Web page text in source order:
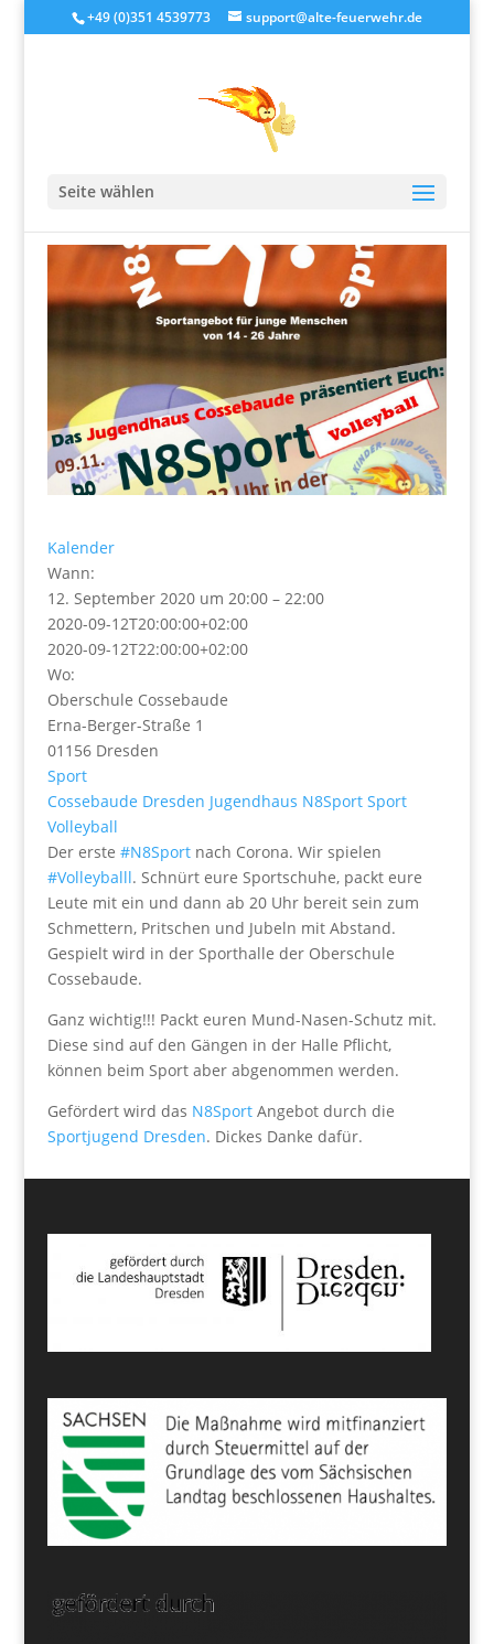
+49 (0)351 4539773 support@alte-feuerwehr.de
Seite wählen
Kalender
Wann:
12. September 2020 um 20:00 – 22:00
2020-09-12T20:00:00+02:00
2020-09-12T22:00:00+02:00
Wo:
Oberschule Cossebaude
Erna-Berger-Straße 1
01156 Dresden
Sport
Cossebaude Dresden Jugendhaus N8Sport Sport
Volleyball
Der erste #N8Sportnach Corona. Wir spielen
#Volleyballl. Schnürt eure Sportschuhe, packt eure
Leute mit ein und dann ab 20 Uhr bereit sein zum
Schmettern, Pritschen und Jubeln mit Abstand.
Gespielt wird in der Sporthalle der Oberschule
Cossebaude.
Ganz wichtig!!! Packt euren Mund-Nasen-Schutz mit.
Diese sind auf den Gängen in der Halle Pflicht,
können beim Sport aber abgenommen werden.
Gefördert wird das N8SportAngebot durch die
Sportjugend Dresden. Dickes Danke dafür.